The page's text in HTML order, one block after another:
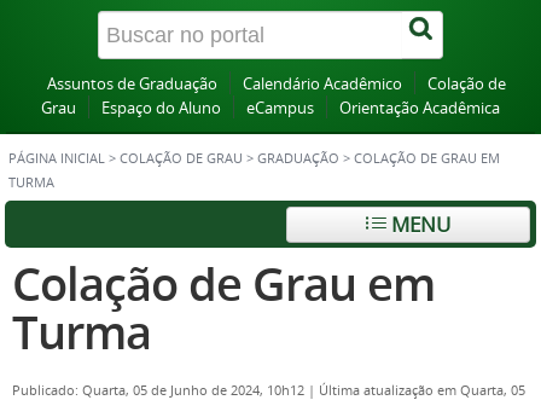
Assuntos de Graduação Calendário Acadêmico
Colação de
Grau
Espaço do Aluno eCampus Orientação Acadêmica
PÁGINA INICIAL > COLAÇÃO DE GRAU > GRADUAÇÃO > COLAÇÃO DE GRAU EM
TURMA
MENU
Colação de Grau em
Turma
Publicado: Quarta, 05 de Junho de 2024, 10h12 | Última atualização em Quarta, 05